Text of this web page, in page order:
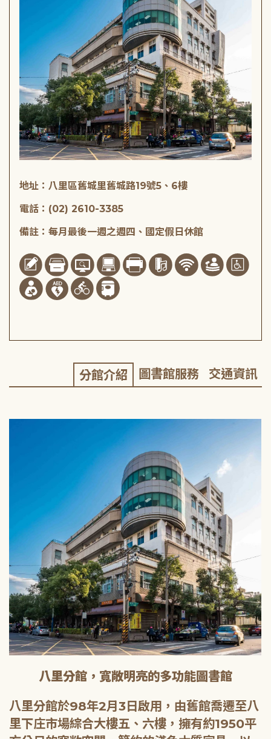
地址：八里區舊城里舊城路19號5、6樓
電話：(02) 2610-3385
備註：每月最後一週之週四、國定假日休館
分館介紹 圖書館服務 交通資訊
八里分館，寬敞明亮的多功能圖書館
八里分館於98年2月3日啟用，由舊館喬遷至八
里下庄市場綜合大樓五、六樓，擁有約1950平